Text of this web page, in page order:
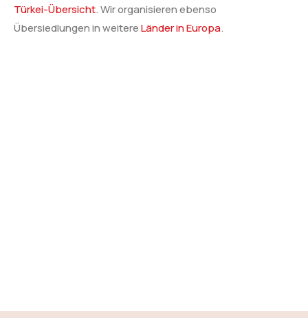
Türkei-Übersicht. Wir organisieren ebenso
Übersiedlungen in weitereLänder in Europa.